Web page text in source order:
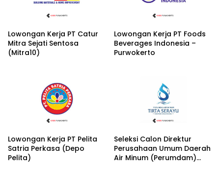
Lowongan Kerja PT Catur
Mitra Sejati Sentosa
(Mitra10)
Lowongan Kerja PT Foods
Beverages Indonesia –
Purwokerto
Lowongan Kerja PT Pelita
Satria Perkasa (Depo
Pelita)
Seleksi Calon Direktur
Perusahaan Umum Daerah
Air Minum (Perumdam)